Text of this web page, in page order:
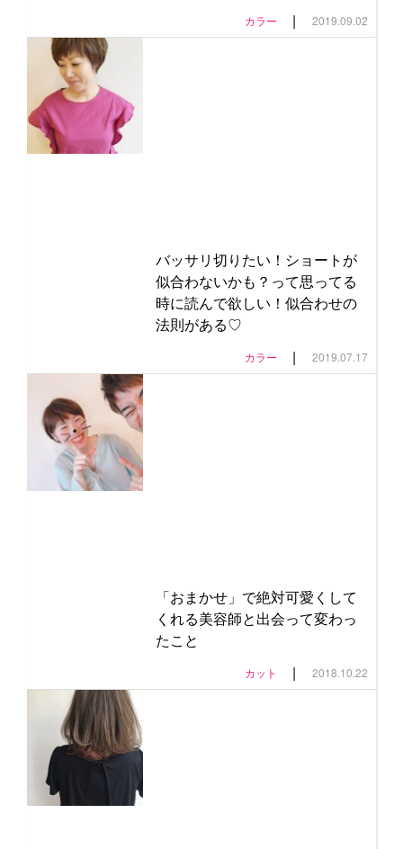
カラー | 2019.09.02
バッサリ切りたい！ショートが
似合わないかも？って思ってる
時に読んで欲しい！似合わせの
法則がある♡
カラー | 2019.07.17
「おまかせ」で絶対可愛くして
くれる美容師と出会って変わっ
たこと
カット | 2018.10.22